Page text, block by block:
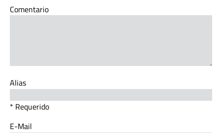
Comentario
Alias
* Requerido
E-Mail